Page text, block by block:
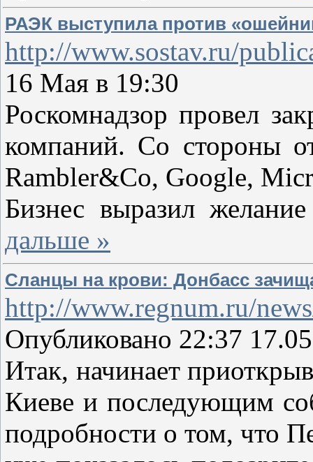
РАЭК выступила против
http://www.sostav.ru/
16 Мая в 19:30
Роскомнадзор провел
компаний. Со стороны
Rambler&Co, Google,
Бизнес выразил
дальше »
Сланцы на крови: Донбасс
http://www.regnum.ru/
Опубликовано 22:37
Итак, начинает
Киеве и последующим
подробности о том, что